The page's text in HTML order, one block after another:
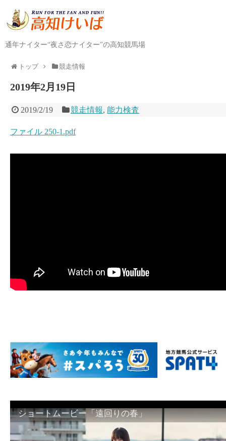
通年ナイター“夜さ恋ナイター”の高知競馬場
トップ 競走情報
2019年2月19日
2019/2/19 競走情報,能力検査
ファイル 250-1.pdf
ショートムービー「遠回りの春」